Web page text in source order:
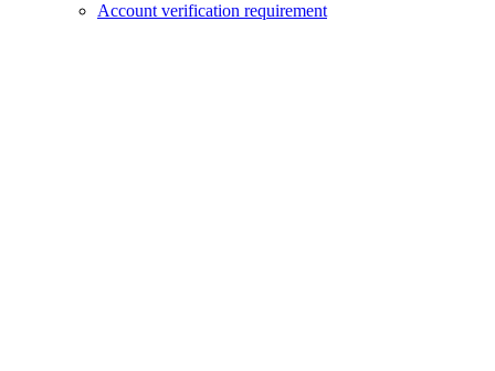
Account verification requirement